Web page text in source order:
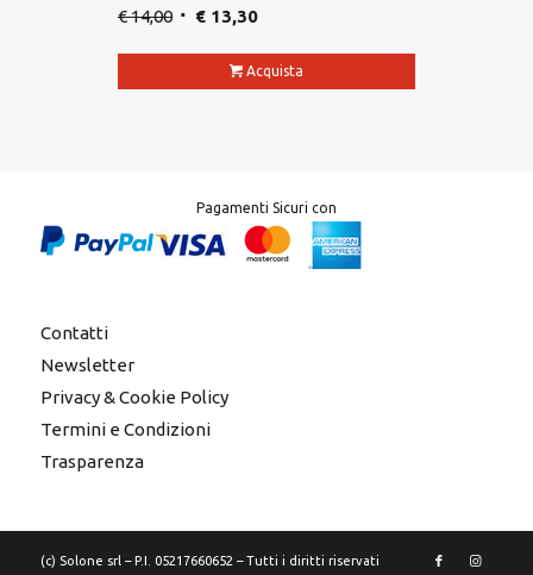
€14,00 €13,30
Acquista
Pagamenti Sicuri con
Contatti
Newsletter
Privacy & Cookie Policy
Termini e Condizioni
Trasparenza
(c) Solone srl – P.I. 05217660652 – Tutti i diritti riservati